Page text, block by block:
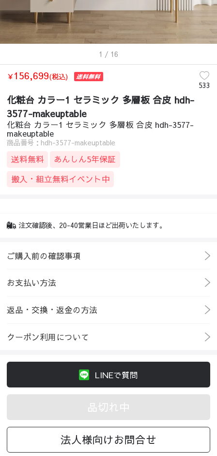
1 / 16
￥156,699(税込)
533
化粧台 カラー1 セラミック 多層板 合皮 hdh-
3577-makeuptable
化粧台 カラー1 セラミック 多層板 合皮 hdh-3577-
makeuptable
商品番号：hdh-3577-makeuptable
送料無料
あんしん5年保証
搬入・組立無料イベント中
注文確認後、20-40営業日ほど出荷いたします。
ご購入前の確認事項
お支払い方法
返品・交換・返金の方法
クーポン利用について
LINEで質問
品切れ中
法人様向けお問合せ